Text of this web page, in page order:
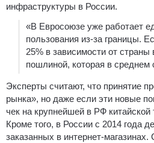
инфраструктуры в России.
«В Евросоюзе уже работает
пользования из-за границы.
25% в зависимости от
пошлиной, которая в
Эксперты считают, что принятие
рынка», но даже если эти новые
чек на крупнейшей в РФ
Кроме того, в России с 2014 года
заказанных в интернет-